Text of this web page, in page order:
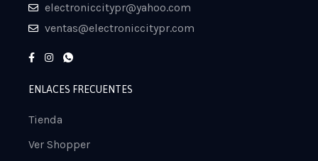
electroniccitypr@yahoo.com
ventas@electroniccitypr.com
ENLACES FRECUENTES
Tienda
Ver Shopper